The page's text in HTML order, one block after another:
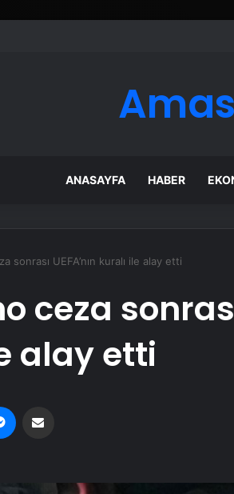
ANASAYFA HABER
sonrası UEFA’nın kuralı ile alay etti
ceza sonrası
alay etti